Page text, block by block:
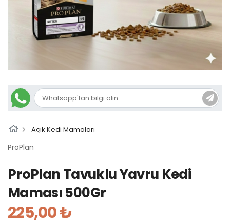
Açık Kedi Mamaları
ProPlan
ProPlan Tavuklu Yavru Kedi
Maması 500Gr
225,00 ₺